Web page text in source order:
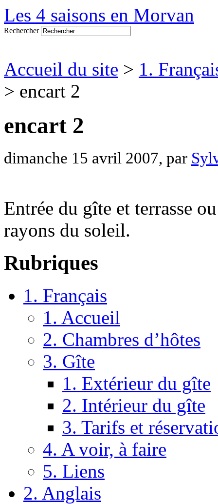
Les 4 saisons en Morvan
Rechercher
Accueil du site > 1.
> encart 2
encart 2
dimanche 15 avril 2007, par
Entrée du gîte et terrasse
rayons du soleil.
Rubriques
1. Français
1. Accueil
2. Chambres d’hôtes
3. Gîte
1. Extérieur du gîte
2. Intérieur du gîte
3. Tarifs et
4. A voir, à faire
5. Liens
2. Anglais